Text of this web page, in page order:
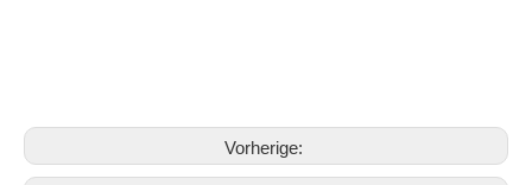
Vorherige: